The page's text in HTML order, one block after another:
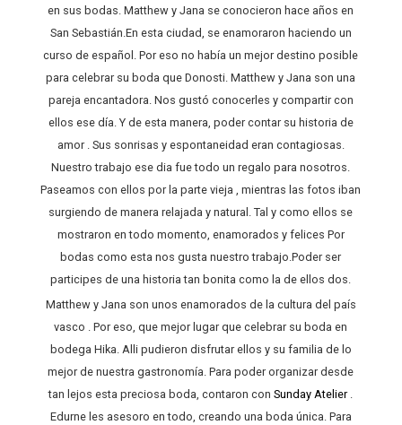
en sus bodas. Matthew y Jana se conocieron hace años en
San Sebastián.En esta ciudad, se enamoraron haciendo un
curso de español. Por eso no había un mejor destino posible
para celebrar su boda que Donosti. Matthew y Jana son una
pareja encantadora. Nos gustó conocerles y compartir con
ellos ese día. Y de esta manera, poder contar su historia de
amor . Sus sonrisas y espontaneidad eran contagiosas.
Nuestro trabajo ese dia fue todo un regalo para nosotros.
Paseamos con ellos por la parte vieja , mientras las fotos iban
surgiendo de manera relajada y natural. Tal y como ellos se
mostraron en todo momento, enamorados y felices Por
bodas como esta nos gusta nuestro trabajo.Poder ser
participes de una historia tan bonita como la de ellos dos.
Matthew y Jana son unos enamorados de la cultura del país
vasco . Por eso, que mejor lugar que celebrar su boda en
bodega Hika. Alli pudieron disfrutar ellos y su familia de lo
mejor de nuestra gastronomía. Para poder organizar desde
tan lejos esta preciosa boda, contaron conSunday Atelier.
Edurne les asesoro en todo, creando una boda única. Para